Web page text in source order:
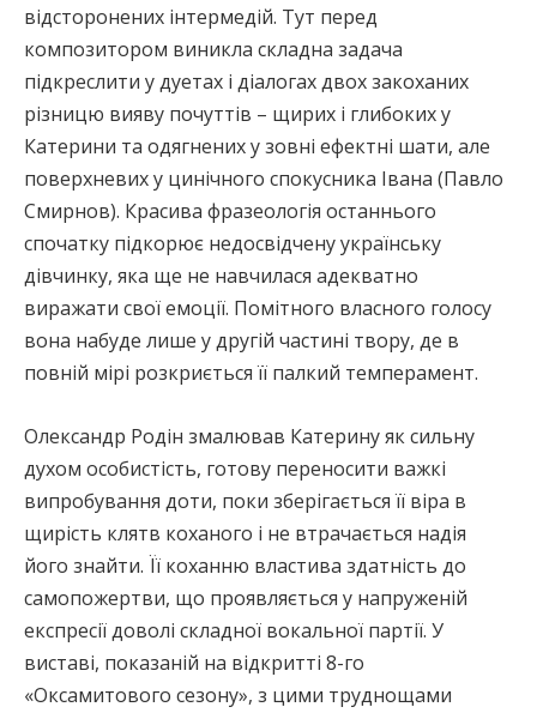
відсторонених інтермедій. Тут перед
композитором виникла складна задача
підкреслити у дуетах і діалогах двох закоханих
різницю вияву почуттів – щирих і глибоких у
Катерини та одягнених у зовні ефектні шати, але
поверхневих у цинічного спокусника Івана (Павло
Смирнов). Красива фразеологія останнього
спочатку підкорює недосвідчену українську
дівчинку, яка ще не навчилася адекватно
виражати свої емоції. Помітного власного голосу
вона набуде лише у другій частині твору, де в
повній мірі розкриється її палкий темперамент.
Олександр Родін змалював Катерину як сильну
духом особистість, готову переносити важкі
випробування доти, поки зберігається її віра в
щирість клятв коханого і не втрачається надія
його знайти. Її коханню властива здатність до
самопожертви, що проявляється у напруженій
експресії доволі складної вокальної партії. У
виставі, показаній на відкритті 8-го
«Оксамитового сезону», з цими труднощами